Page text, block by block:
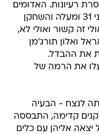
רעיונות. האדומים
מהכרמל הרכיבו 6 שחקנים בני 31 ומעלה והשחקן
בהרכב היה בן 26. אולי זה קשור ואולי לא,
ואלון תורג'מן
את ההבדל.
את הרמה של
לנצח - הבעיה
קדימה, התבססה
אליהן עם כלים